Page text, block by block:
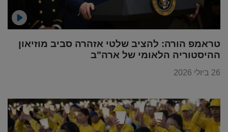
טראמפ הורה: להציב שלטי אזהרה סביב מוזיאון
ההיסטוריה הלאומי של ארה"ב
26 ביולי 2026